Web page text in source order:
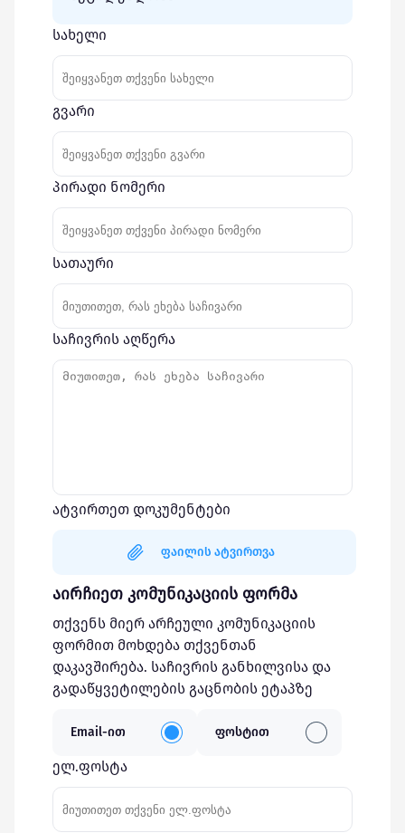
სახელი
გვარი
პირადი ნომერი
სათაური
საჩივრის აღწერა
ატვირთეთ დოკუმენტები
ფაილის ატვირთვა
აირჩიეთ კომუნიკაციის ფორმა
თქვენს მიერ არჩეული კომუნიკაციის
ფორმით მოხდება თქვენთან
დაკავშირება. საჩივრის განხილვისა და
გადაწყვეტილების გაცნობის ეტაპზე
Email-ით ფოსტით
ელ.ფოსტა